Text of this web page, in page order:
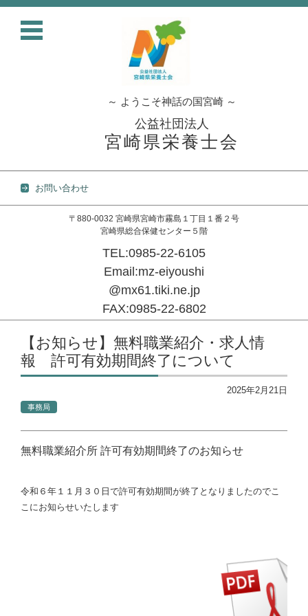
～ ようこそ神話の国宮崎 ～
公益社団法人
宮崎県栄養士会
お問い合わせ
〒880-0032 宮崎県宮崎市霧島１丁目１番２号
宮崎県総合保健センター５階
TEL:0985-22-6105
Email:mz-eiyoushi
@mx61.tiki.ne.jp
FAX:0985-22-6802
コンテンツに移動
【お知らせ】無料職業紹介・求人情
報 許可有効期間終了について
2025年2月21日
事務局
無料職業紹介所 許可有効期間終了のお知らせ
令和６年１１月３０日で許可有効期間が終了となりましたのでこ
こにお知らせいたします